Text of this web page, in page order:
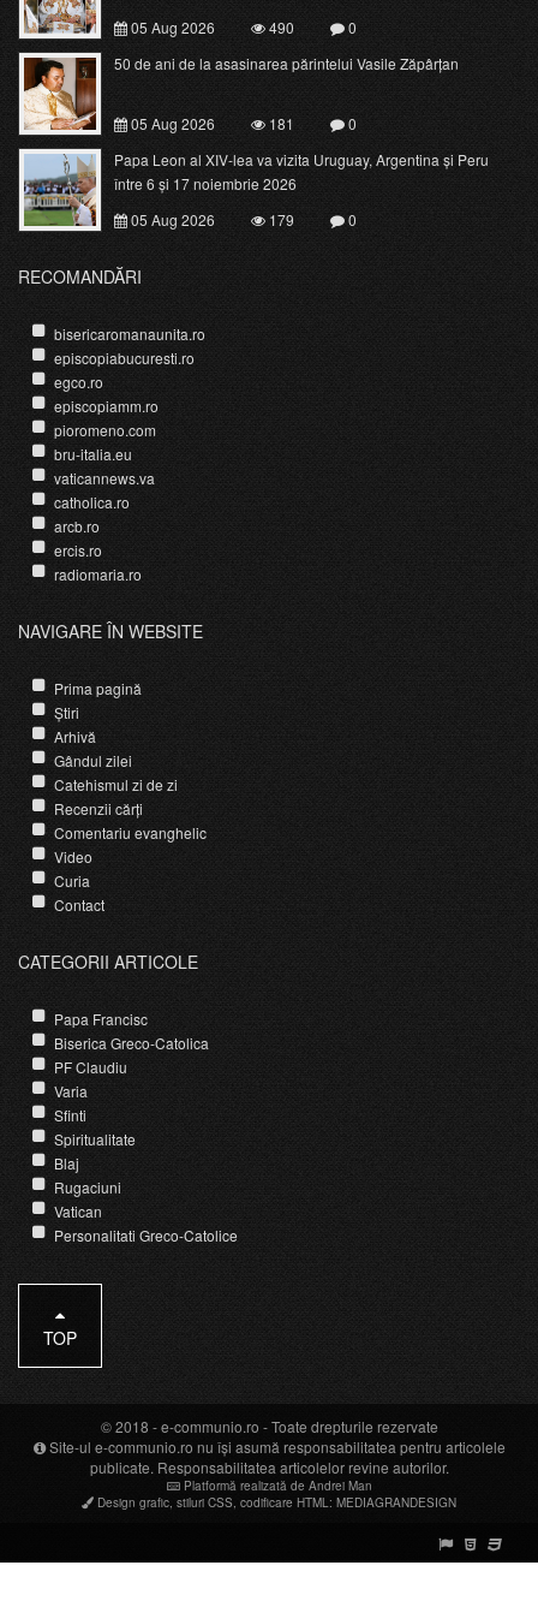
05 Aug 2026 490
0
50 de ani de la asasinarea părintelui Vasile Zăpârțan
05 Aug 2026 181
0
Papa Leon al XIV-lea va vizita Uruguay, Argentina și Peru
între 6 și 17 noiembrie 2026
05 Aug 2026
179 0
RECOMANDĂRI
bisericaromanaunita.ro
episcopiabucuresti.ro
egco.ro
episcopiamm.ro
pioromeno.com
bru-italia.eu
vaticannews.va
catholica.ro
arcb.ro
ercis.ro
radiomaria.ro
NAVIGARE ÎN WEBSITE
Prima pagină
Știri
Arhivă
Gândul zilei
Catehismul zi de zi
Recenzii cărți
Comentariu evanghelic
Video
Curia
Contact
CATEGORII ARTICOLE
Papa Francisc
Biserica Greco-Catolica
PF Claudiu
Varia
Sfinti
Spiritualitate
Blaj
Rugaciuni
Vatican
Personalitati Greco-Catolice
TOP
© 2018 -e-communio.ro - Toate drepturile rezervate
Site-ul e-communio.ro nu își asumă responsabilitatea pentru articolele
publicate. Responsabilitatea articolelor revine autorilor.
Platformă realizată de Andrei Man
Design grafic stiluri CSS codificare HTML : MEDIAGRANDESIGN